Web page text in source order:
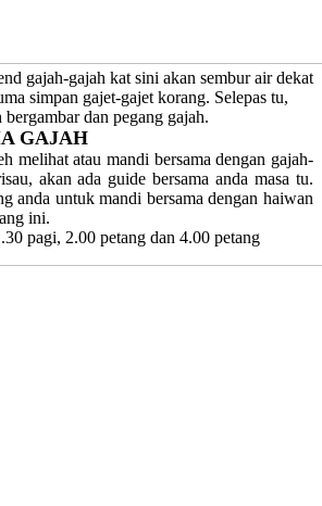
gajah-gajah kat sini akan sembur air dekat
simpan gajet-gajet korang. Selepas tu,
bergambar dan pegang gajah.
GAJAH
melihat atau mandi bersama dengan gajah-
akan ada guide bersama anda masa tu.
anda untuk mandi bersama dengan haiwan
ini.
pagi, 2.00 petang dan 4.00 petang